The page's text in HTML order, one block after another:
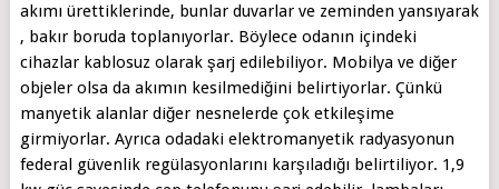
akımı ürettiklerinde, bunlar duvarlar ve zeminden yansıyarak
, bakır boruda toplanıyorlar. Böylece odanın içindeki
cihazlar kablosuz olarak şarj edilebiliyor. Mobilya ve diğer
objeler olsa da akımın kesilmediğini belirtiyorlar. Çünkü
manyetik alanlar diğer nesnelerde çok etkileşime
girmiyorlar. Ayrıca odadaki elektromanyetik radyasyonun
federal güvenlik regülasyonlarını karşıladığı belirtiliyor. 1,9